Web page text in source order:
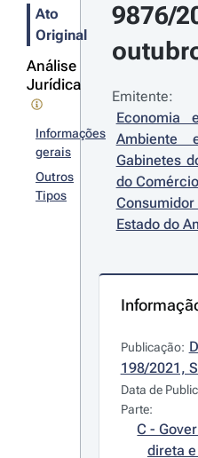
Ato
Original
Análise
Jurídica
Informações
gerais
Outros
Tipos
9876/
Emitente:
Economia
Ambiente
Gabinetes
do
Estado do
Publicação:
198/2021,
Data de
Parte:
C -
direta